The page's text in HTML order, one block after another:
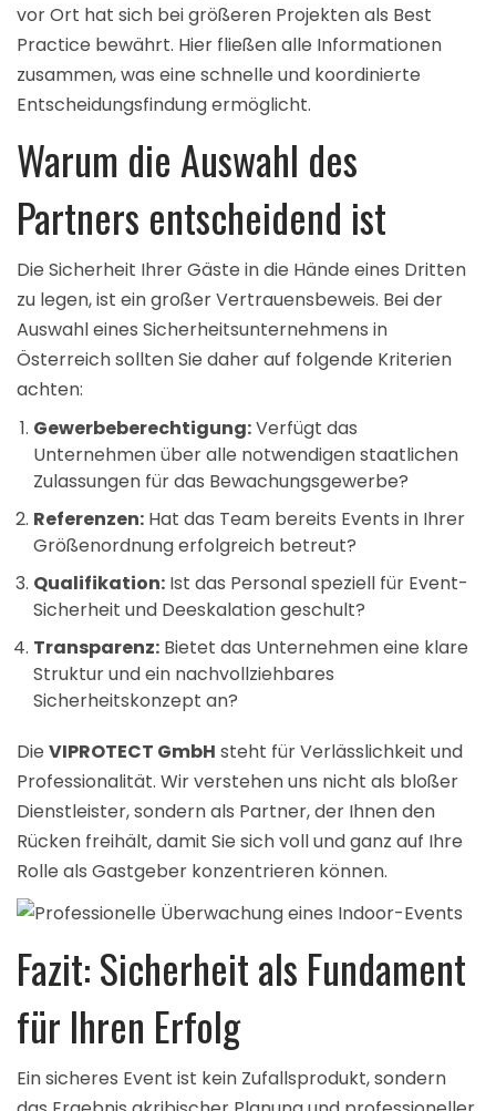
vor Ort hat sich bei größeren Projekten als Best
Practice bewährt. Hier fließen alle Informationen
zusammen, was eine schnelle und koordinierte
Entscheidungsfindung ermöglicht.
Warum die Auswahl des
Partners entscheidend ist
Die Sicherheit Ihrer Gäste in die Hände eines Dritten
zu legen, ist ein großer Vertrauensbeweis. Bei der
Auswahl eines Sicherheitsunternehmens in
Österreich sollten Sie daher auf folgende Kriterien
achten:
Gewerbeberechtigung:Verfügt das
Unternehmen über alle notwendigen staatlichen
Zulassungen für das Bewachungsgewerbe?
Referenzen: Hat das Team bereits Events in Ihrer
Größenordnung erfolgreich betreut?
Qualifikation: Ist das Personal speziell für Event-
Sicherheit und Deeskalation geschult?
Transparenz: Bietet das Unternehmen eine klare
Struktur und ein nachvollziehbares
Sicherheitskonzept an?
Die VIPROTECT GmbH steht für Verlässlichkeit und
Professionalität. Wir verstehen uns nicht als bloßer
Dienstleister, sondern als Partner, der Ihnen den
Rücken freihält, damit Sie sich voll und ganz auf Ihre
Rolle als Gastgeber konzentrieren können.
Fazit: Sicherheit als Fundament
für Ihren Erfolg
Ein sicheres Event ist kein Zufallsprodukt, sondern